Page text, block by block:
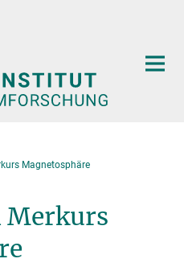
Magnetosphäre
Merkurs